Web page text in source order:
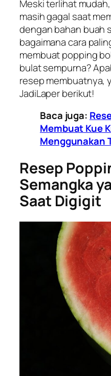
Meski terlihat
masih gagal saat
dengan bahan buah
bagaimana cara
membuat popping
bulat sempurna?
resep membuatnya,
JadiLaper berikut!
Baca juga:
Membuat Kue
Menggunakan
Resep
Semangka
Saat Digigit